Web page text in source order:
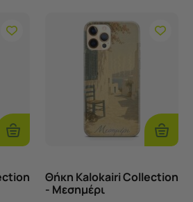
Επιλογές
Θήκη Kalokairi Collection
- Μεσημέρι